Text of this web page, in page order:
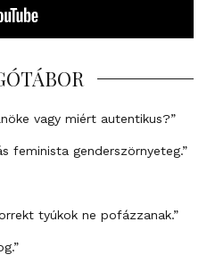
vagy miért autentikus?”
feminista genderszörnyeteg.”
tyúkok ne pofázzanak.”